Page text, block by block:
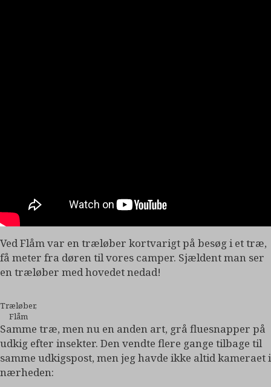
Ved Flåm var en træløber kortvarigt på besøg i et træ,
få meter fra døren til vores camper. Sjældent man ser
en træløber med hovedet nedad!
Træløber,
Flåm
Samme træ, men nu en anden art, grå fluesnapper på
udkig efter insekter. Den vendte flere gange tilbage til
samme udkigspost, men jeg havde ikke altid kameraet i
nærheden: